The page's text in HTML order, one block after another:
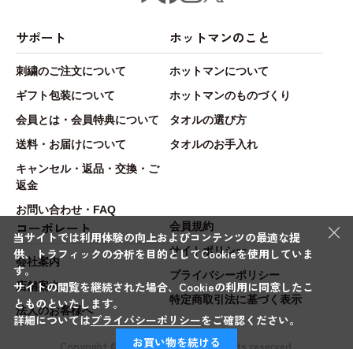
サポート
刺繍のご注文について
ギフト包装について
会員とは・会員特典について
送料・お届けについて
キャンセル・返品・交換・ご
返金
お問い合わせ・FAQ
ホットマンのこと
ホットマンについて
ホットマンのものづくり
タオルの選び方
タオルのお手入れ
コーポレート
会社案内
店舗案内
法人のお客様へ
会員規約
サイトポリシー
プライバシーポリシー
特定商取引法に基づく表示
Copyright © Hotman.Co.,Ltd. All rights reserved.
×
当サイトでは利用体験の向上およびコンテンツの最適な提
供、トラフィックの分析を目的としてCookieを使用していま
す。
サイトの閲覧を継続された場合、Cookieの利用に同意したこ
とものといたします。
詳細についてはプライバシーポリシーをご確認ください。
お買い物を続ける